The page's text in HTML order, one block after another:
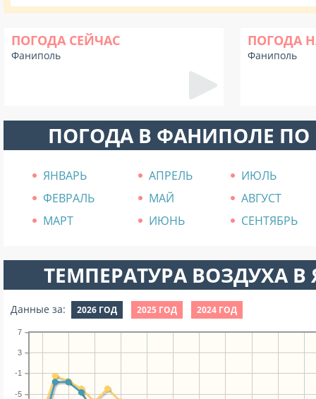
ПОГОДА СЕЙЧАС
Фаниполь
ПОГОДА
Фаниполь
ПОГОДА В ФАНИПОЛЕ
ЯНВАРЬ АПРЕЛЬ
ИЮЛЬ
ФЕВРАЛЬ
МАЙ
АВГУСТ
МАРТ
ИЮНЬ СЕНТЯБРЬ
ТЕМПЕРАТУРА ВОЗДУХА В
Данные за: 2026 ГОД 2025 ГОД 2024 ГОД
-5
-1
3
7